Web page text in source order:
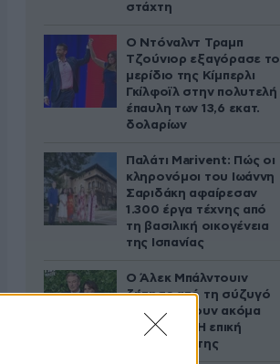
στάχτη
Ο Ντόναλντ Τραμπ
Τζούνιορ εξαγόρασε το
μερίδιο της Κίμπερλι
Γκίλφοϊλ στην πολυτελή
έπαυλη των 13,6 εκατ.
δολαρίων
Παλάτι Marivent: Πώς οι
κληρονόμοι του Ιωάννη
Σαριδάκη αφαίρεσαν
1.300 έργα τέχνης από
τη βασιλική οικογένεια
της Ισπανίας
Ο Άλεκ Μπάλντουιν
ζήτησε από τη σύζυγό
του να κάνουν ακόμα
ένα παιδί – Η επική
αντίδρασή της